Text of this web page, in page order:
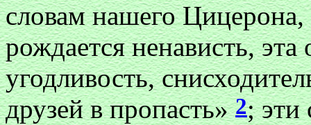
словам нашего Цицерона,
рождается ненависть,
угодливость,
друзей в пропасть»2; эти